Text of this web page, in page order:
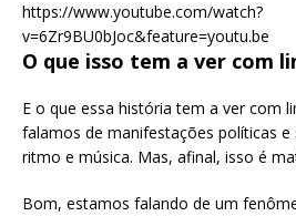
https://www.youtube.com/watch?
v=6Zr9BU0bJoc&feature=youtu.be
O que isso tem a ver com
E o que essa história tem a ver com
falamos de manifestações políticas
ritmo e música. Mas, afinal, isso é
Bom, estamos falando de um